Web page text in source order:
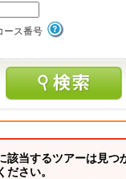
ース番号
該当するツアーは見つ
さい。